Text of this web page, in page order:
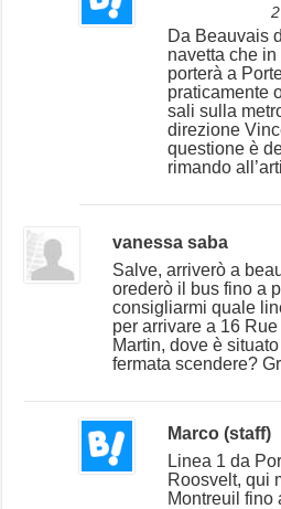
Da Beauvais
navetta che in
porterà a
praticamente
sali sulla
direzione
questione è
rimando
vanessa saba
Salve, arriverò a
orederò il bus fino a
consigliarmi quale
per arrivare a 16
Martin, dove è
fermata scendere?
Marco (staff)
Linea 1 da
Roosvelt, qui
Montreuil fino